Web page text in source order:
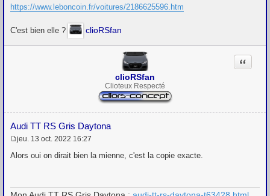
https://www.leboncoin.fr/voitures/2186625596.htm
C'est bien elle ? clioRSfan
clioRSfan
Clioteux Respecté
Audi TT RS Gris Daytona
Citation
e
g
jeu. 13 oct. 2022 16:27
Alors oui on dirait bien la mienne, c'est la copie exacte.